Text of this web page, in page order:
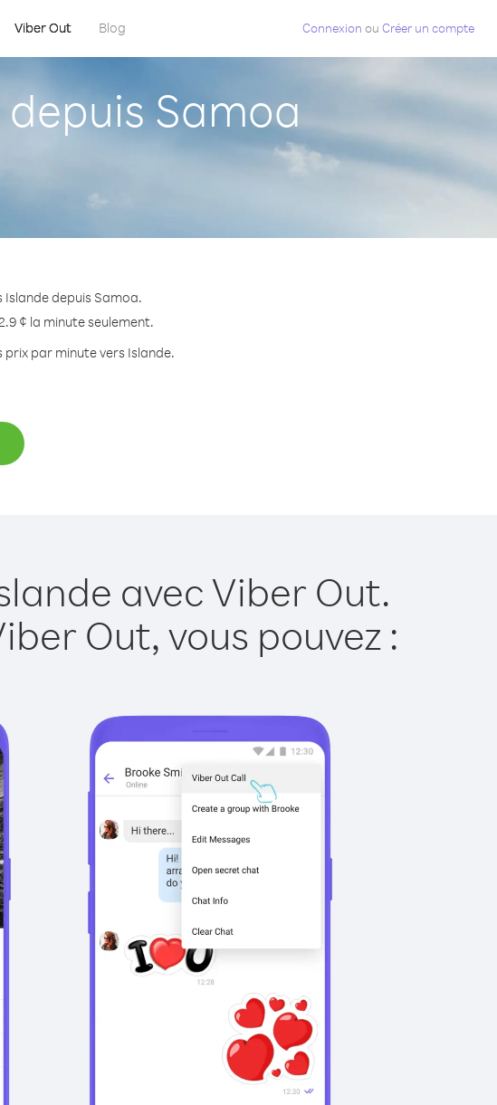
Viber Out Blog Connexion ou Créer un compte
Samoa
Islande depuis Samoa.
¢ la minute seulement.
par minute vers Islande.
avec Viber Out.
Out, vous pouvez :